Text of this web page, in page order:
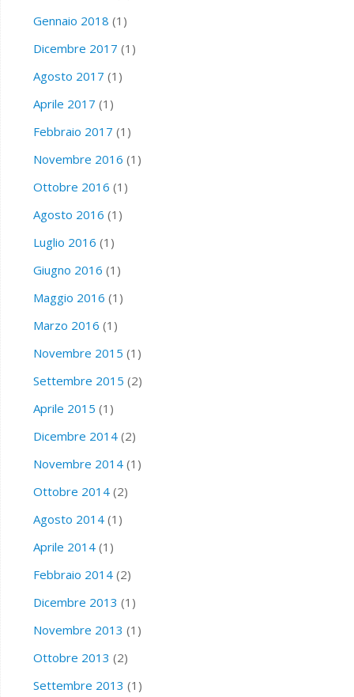
Gennaio 2018 (1)
Dicembre 2017 (1)
Agosto 2017 (1)
Aprile 2017 (1)
Febbraio 2017 (1)
Novembre 2016 (1)
Ottobre 2016 (1)
Agosto 2016 (1)
Luglio 2016 (1)
Giugno 2016 (1)
Maggio 2016 (1)
Marzo 2016 (1)
Novembre 2015 (1)
Settembre 2015 (2)
Aprile 2015 (1)
Dicembre 2014(2)
Novembre 2014(1)
Ottobre 2014(2)
Agosto 2014(1)
Aprile 2014(1)
Febbraio 2014(2)
Dicembre 2013 (1)
Novembre 2013 (1)
Ottobre 2013 (2)
Settembre 2013 (1)